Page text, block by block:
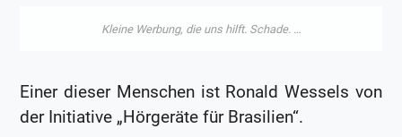
Einer dieser Menschen ist Ronald Wessels von
der Initiative „Hörgeräte für Brasilien“.